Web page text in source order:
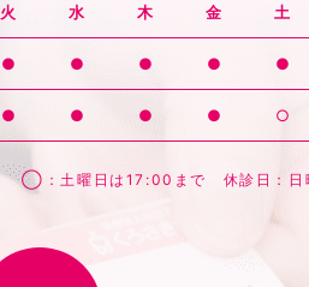
火 水 木 金 土
● ● ● ● ●
● ● ● ● ○
◯：土曜日は17:00まで 休診日：日